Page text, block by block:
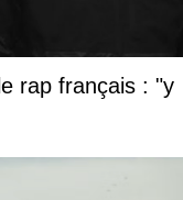
rap français : "y